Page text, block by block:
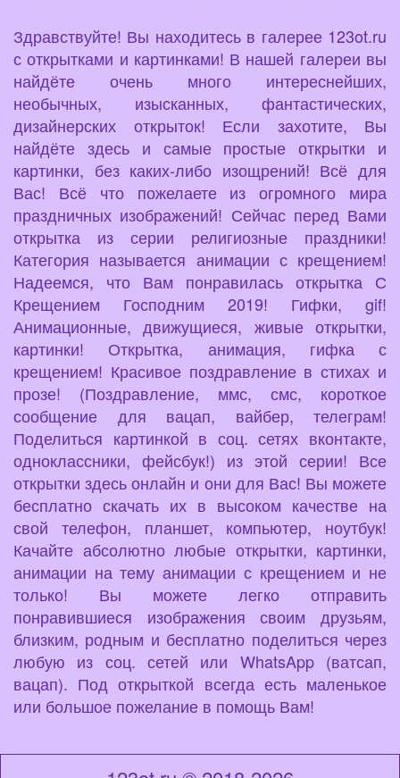
Здравствуйте! Вы находитесь в галерее 123ot.ru
с открытками и картинками! В нашей галереи вы
найдёте очень много интереснейших,
необычных, изысканных, фантастических,
дизайнерских открыток! Если захотите, Вы
найдёте здесь и самые простые открытки и
картинки, без каких-либо изощрений! Всё для
Вас! Всё что пожелаете из огромного мира
праздничных изображений! Сейчас перед Вами
открытка из серии религиозные праздники!
Категория называется анимации с крещением!
Надеемся, что Вам понравилась открытка С
Крещением Господним 2019! Гифки, gif!
Анимационные, движущиеся, живые открытки,
картинки! Открытка, анимация, гифка с
крещением! Красивое поздравление в стихах и
прозе! (Поздравление, ммс, смс, короткое
сообщение для вацап, вайбер, телеграм!
Поделиться картинкой в соц. сетях вконтакте,
одноклассники, фейсбук!) из этой серии! Все
открытки здесь онлайн и они для Вас! Вы можете
бесплатно скачать их в высоком качестве на
свой телефон, планшет, компьютер, ноутбук!
Качайте абсолютно любые открытки, картинки,
анимации на тему анимации с крещением и не
только! Вы можете легко отправить
понравившиеся изображения своим друзьям,
близким, родным и бесплатно поделиться через
любую из соц. сетей или WhatsApp (ватсап,
вацап). Под открыткой всегда есть маленькое
или большое пожелание в помощь Вам!